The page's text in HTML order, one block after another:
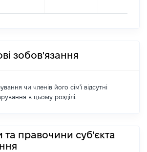
зобов'язання
чи членів його сім'ї відсутні
в цьому розділі.
та правочини суб'єкта